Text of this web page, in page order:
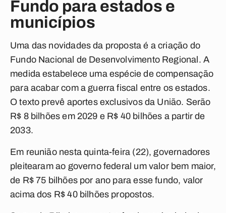
Fundo para estados e
municípios
Uma das novidades da proposta é a criação do
Fundo Nacional de Desenvolvimento Regional. A
medida estabelece uma espécie de compensação
para acabar com a guerra fiscal entre os estados.
O texto prevê aportes exclusivos da União. Serão
R$ 8 bilhões em 2029 e R$ 40 bilhões a partir de
2033.
Em reunião nesta quinta-feira (22), governadores
pleitearam ao governo federal um valor bem maior,
de R$ 75 bilhões por ano para esse fundo, valor
acima dos R$ 40 bilhões propostos.